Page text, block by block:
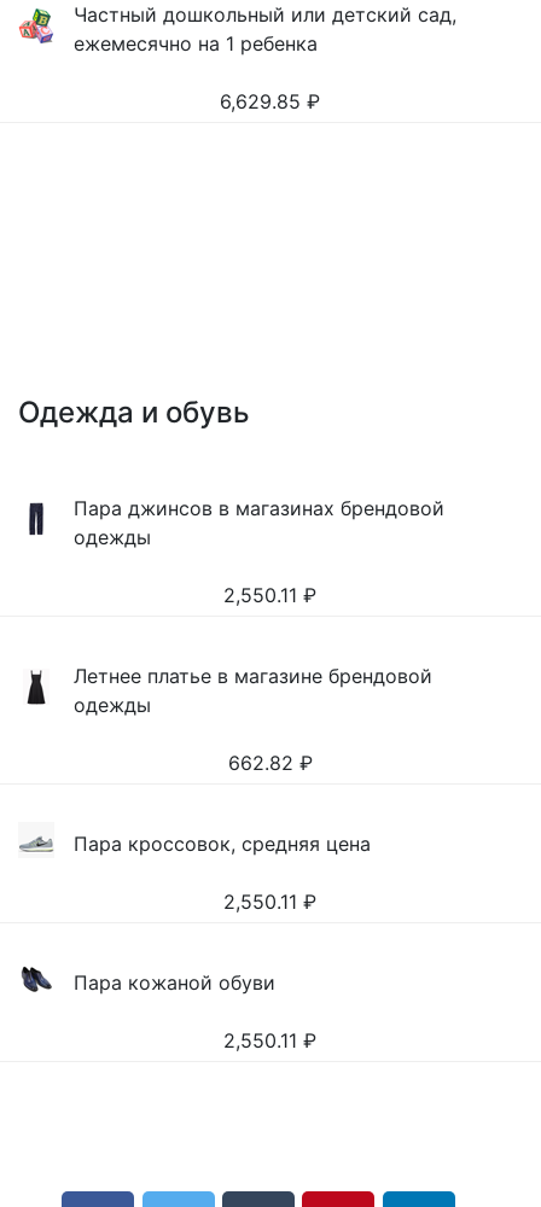
Частный дошкольный или детский сад,
ежемесячно на 1 ребенка
6,629.85 ₽
Одежда и обувь
Пара джинсов в магазинах брендовой
одежды
2,550.11 ₽
Летнее платье в магазине брендовой
одежды
662.82 ₽
Пара кроссовок, средняя цена
2,550.11 ₽
Пара кожаной обуви
2,550.11 ₽